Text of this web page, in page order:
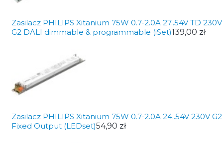
Zasilacz PHILIPS Xitanium 75W 0.7-2.0A 27..54V TD 230V
G2 DALI dimmable & programmable (iSet)139,00 zł
Zasilacz PHILIPS Xitanium 75W 0.7-2.0A 24..54V 230V G2
Fixed Output (LEDset)54,90 zł